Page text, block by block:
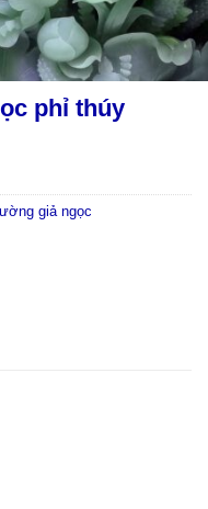
phỉ thúy
giả ngọc